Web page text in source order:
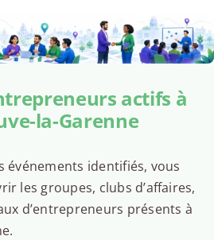
actifs à
la-Garenne
événements identifiés, vous
les groupes, clubs d’affaires,
d’entrepreneurs présents à